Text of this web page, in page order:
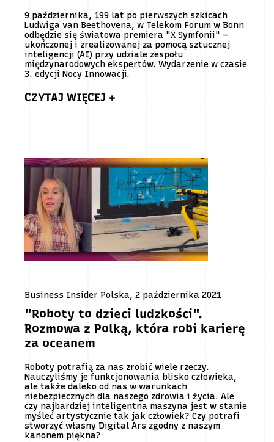
9 października, 199 lat po pierwszych szkicach
Ludwiga van Beethovena, w Telekom Forum w Bonn
odbędzie się światowa premiera "X Symfonii" –
ukończonej i zrealizowanej za pomocą sztucznej
inteligencji (AI) przy udziale zespołu
międzynarodowych ekspertów. Wydarzenie w czasie
3. edycji Nocy Innowacji.
CZYTAJ WIĘCEJ +
Business Insider Polska, 2 października 2021
"Roboty to dzieci ludzkości".
Rozmowa z Polką, która robi karierę
za oceanem
Roboty potrafią za nas zrobić wiele rzeczy.
Nauczyliśmy je funkcjonowania blisko człowieka,
ale także daleko od nas w warunkach
niebezpiecznych dla naszego zdrowia i życia. Ale
czy najbardziej inteligentna maszyna jest w stanie
myśleć artystycznie tak jak człowiek? Czy potrafi
stworzyć własny Digital Ars zgodny z naszym
kanonem piękna?